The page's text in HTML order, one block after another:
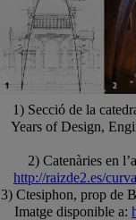
1) Secció de la
Years of Design,
2) Catenàries en
http://raizde2.es/
3) Ctesiphon, prop de
Imatge disponible a: